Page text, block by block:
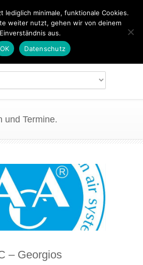
und Termine.
– Georgios
lediglich minimale, funktionale Cookies.
weiter nutzt, gehen wir von deinem
Einverständnis aus.
OK
Datenschutz